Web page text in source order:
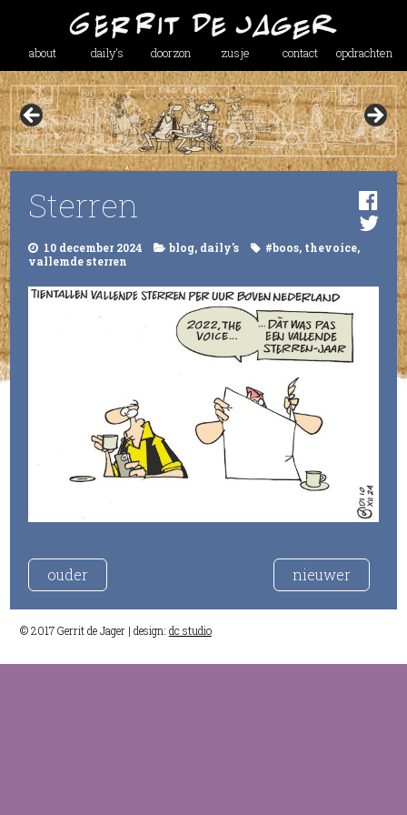
about daily’s doorzon zusje contact opdrachten
Sterren
10 december 2024 blog, daily's #boos, thevoice,
vallemde sterren
ouder nieuwer
© 2017 Gerrit de Jager | design: dc studio